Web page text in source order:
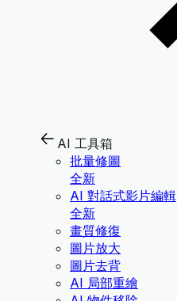
AI 工具箱
批量修圖
全新
AI 對話式影片編輯
全新
畫質修復
圖片放大
圖片去背
AI 局部重繪